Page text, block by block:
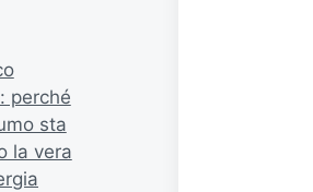
perché
sta
la vera